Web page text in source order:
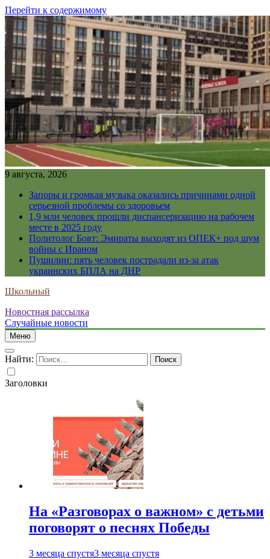
Перейти к содержимому
9 августа, 2026
Запоры и громкая музыка оказались причинами одной
серьезной проблемы со здоровьем
1,9 млн человек прошли диспансеризацию на рабочем
месте в 2025 году
Политолог Бовт: Эмираты выходят из ОПЕК+ под шум
войны с Ираном
Пушилин: пять человек пострадали из-за атак
украинских БПЛА на ДНР
Школьный
Новостная рассылка
Случайные новости
Меню
Найти:
Заголовки
На «Разговорах о важном» с детьми
поговорят о песнях Победы
3 месяца спустя3 месяца спустя